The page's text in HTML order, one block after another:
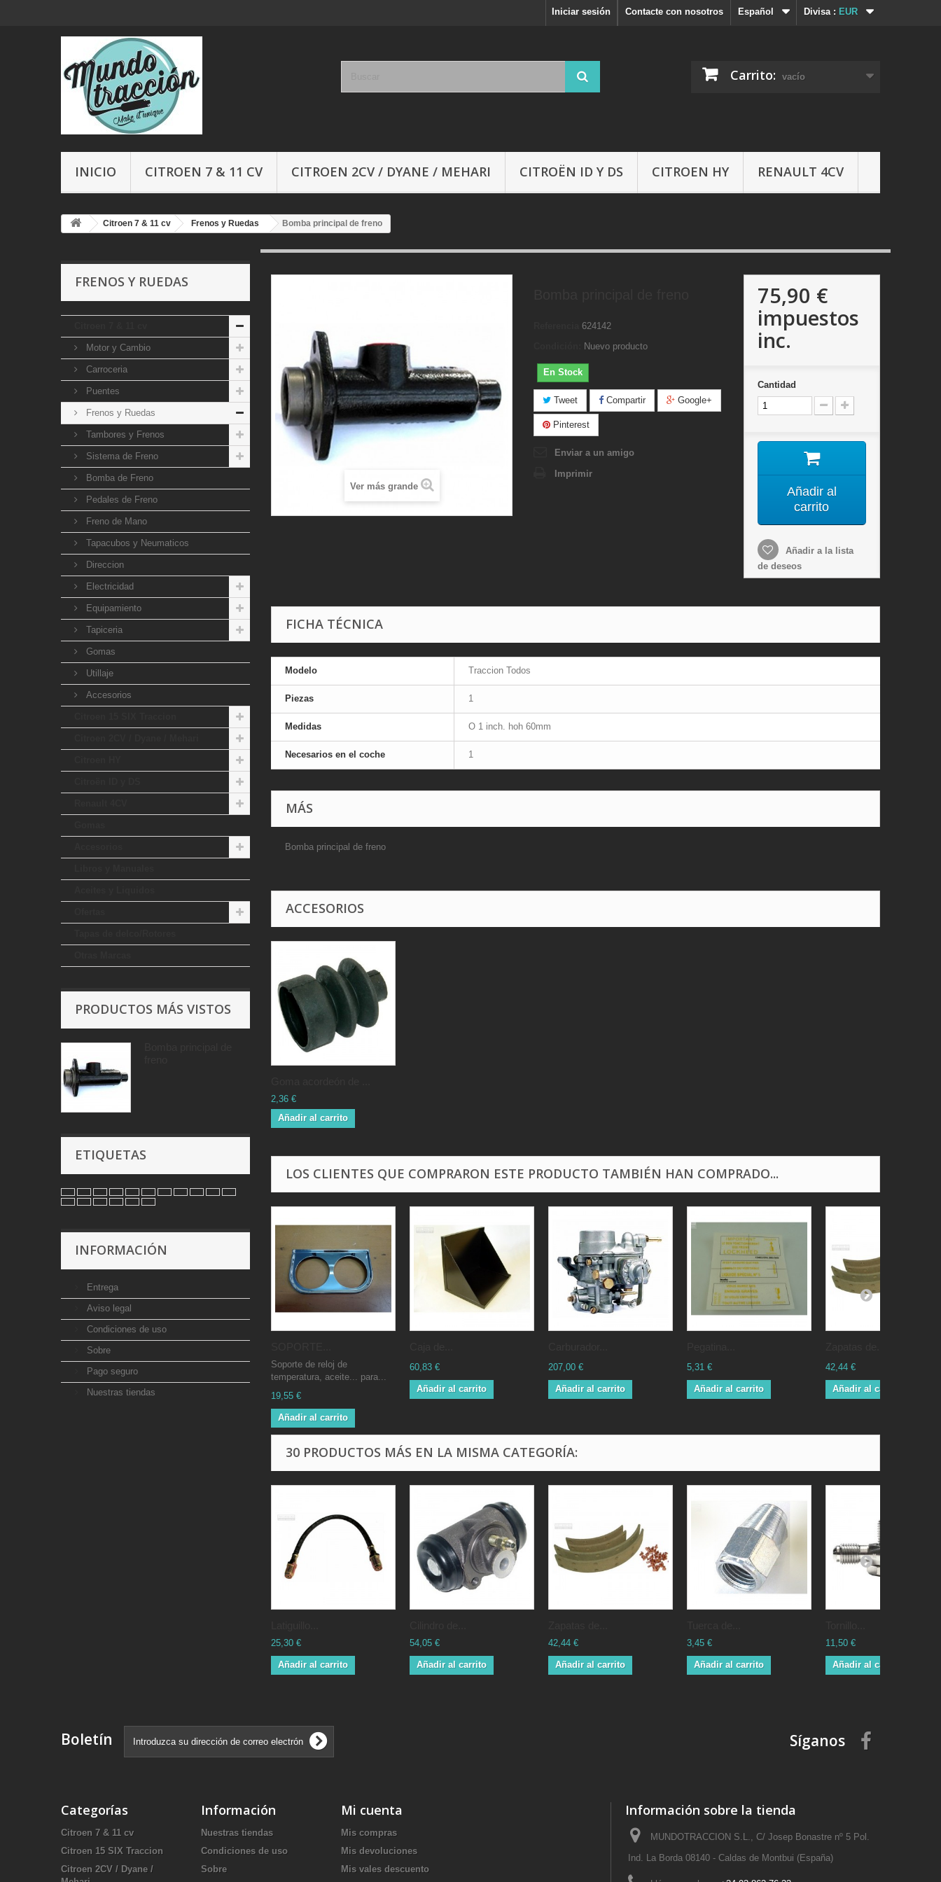
Divisa : EUR
Español
Contacte con nosotros
Iniciar sesión
Carrito: vacío
INICIO CITROEN 7 & 11 CV CITROEN 2CV / DYANE / MEHARI CITROËN ID Y DS CITROEN HY RENAULT 4CV
Citroen 7 & 11 cv Frenos y Ruedas Bomba principal de freno
FRENOS Y RUEDAS
Motor y Cambio
Carroceria
Puentes
Frenos y Ruedas
Tambores y Frenos
Sistema de Freno
Bomba de Freno
Pedales de Freno
Freno de Mano
Tapacubos y Neumaticos
Direccion
Electricidad
Equipamiento
Tapiceria
Gomas
Utillaje
Accesorios
PRODUCTOS MÁS VISTOS
ETIQUETAS
INFORMACIÓN
Entrega
Aviso legal
Condiciones de uso
Sobre
Pago seguro
Nuestras tiendas
Ver más grande
624142
Nuevo producto
En Stock
Tweet Compartir Google+
Pinterest
Enviar a un amigo
Imprimir
75,90 €
impuestos
inc.
Cantidad
Añadir al
carrito
Añadir a la lista
de deseos
FICHA TÉCNICA
Modelo Traccion Todos
Piezas 1
Medidas O 1 inch. hoh 60mm
Necesarios en el coche 1
MÁS
Bomba principal de freno
ACCESORIOS
2,36 €
Añadir al carrito
LOS CLIENTES QUE COMPRARON ESTE PRODUCTO TAMBIÉN HAN COMPRADO...
Soporte de reloj de
temperatura, aceite... para...
19,55 €
Añadir al carrito
60,83 €
Añadir al carrito
207,00 €
Añadir al carrito
5,31 €
Añadir al carrito
42,44 €
Añadir al carrito
30 PRODUCTOS MÁS EN LA MISMA CATEGORÍA:
25,30 €
Añadir al carrito
54,05 €
Añadir al carrito
42,44 €
Añadir al carrito
3,45 €
Añadir al carrito
11,50 €
Añadir al carrito
Boletín Síganos
Categorías
Citroen 7 & 11 cv
Citroen 15 SIX Traccion
Citroen 2CV / Dyane /
Información
Nuestras tiendas
Condiciones de uso
Sobre
Mi cuenta
Mis compras
Mis devoluciones
Mis vales descuento
Información sobre la tienda
MUNDOTRACCION S.L., C/ Josep Bonastre nº 5 Pol.
Ind. La Borda 08140 - Caldas de Montbui (España)